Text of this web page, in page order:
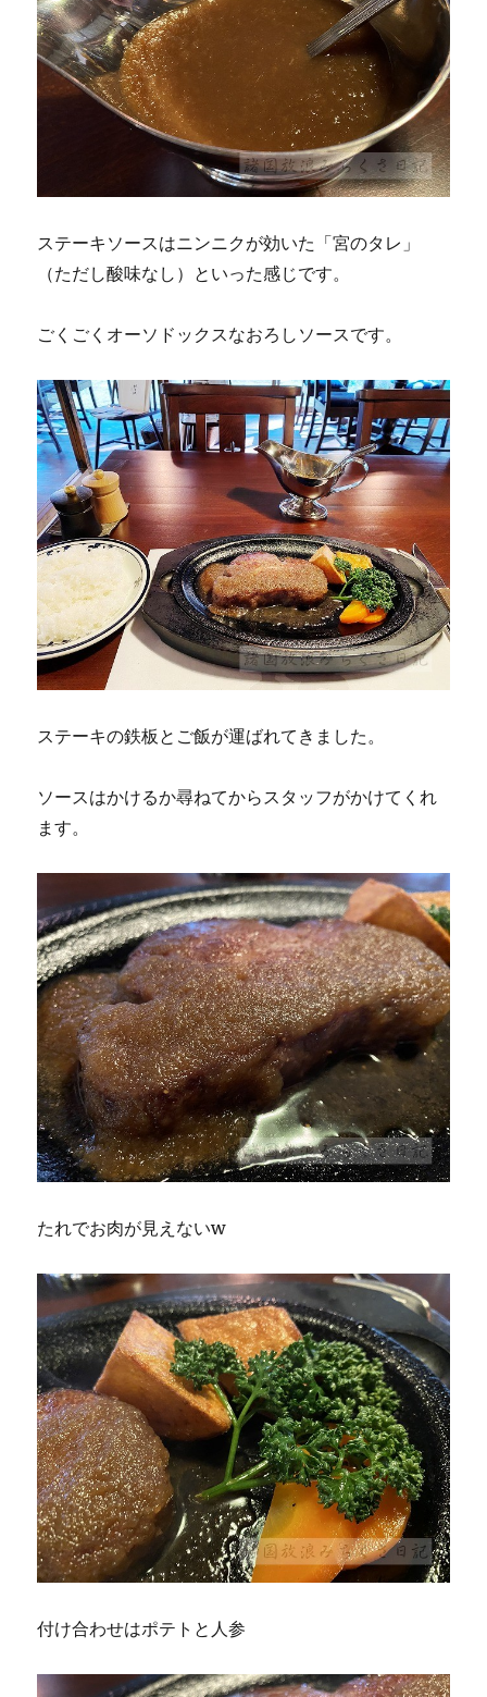
ステーキソースはニンニクが効いた「宮のタレ」
（ただし酸味なし）といった感じです。
ごくごくオーソドックスなおろしソースです。
ステーキの鉄板とご飯が運ばれてきました。
ソースはかけるか尋ねてからスタッフがかけてくれ
ます。
たれでお肉が見えないw
付け合わせはポテトと人参